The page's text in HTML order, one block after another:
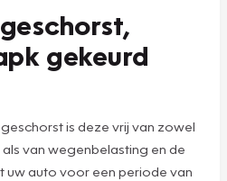
gekeurd
is deze vrij van zowel
van wegenbelasting en de
uw auto voor een periode van